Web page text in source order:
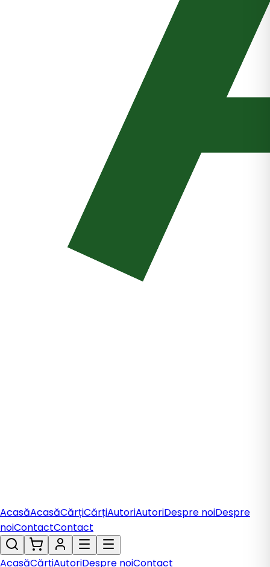
AcasăAcasăCărțiCărțiAutoriAutoriDespre noiDespre
noiContactContact
AcasăCărțiAutoriDespre noiContact